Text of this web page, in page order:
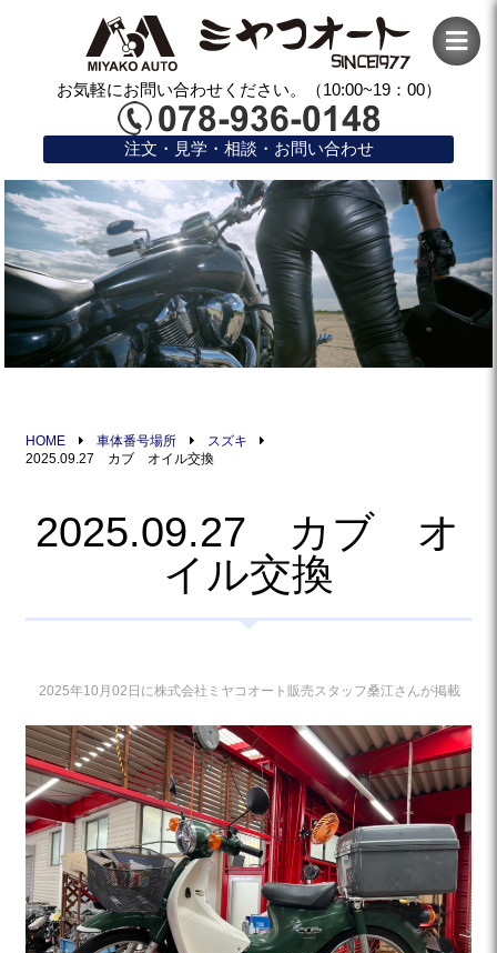
お気軽にお問い合わせください。（10:00~19：00）
注文・見学・相談・お問い合わせ
HOME 車体番号場所
スズキ
2025.09.27 カブ オイル交換
2025.09.27 カブ オ
イル交換
2025年10月02日に株式会社ミヤコオート販売スタッフ桑江さんが掲載